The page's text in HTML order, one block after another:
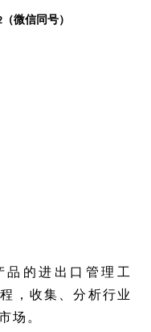
（微信同号）
品的进出口管理工
，收集、分析行业
场。